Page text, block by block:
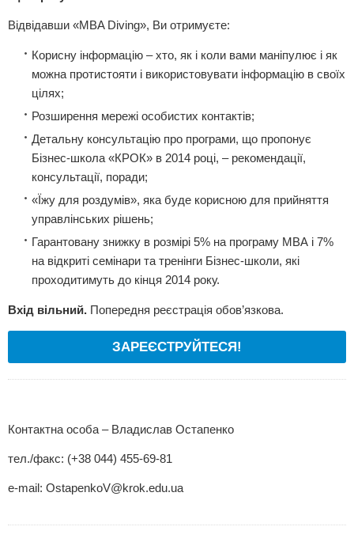
Відвідавши «MBA Diving», Ви отримуєте:
Корисну інформацію – хто, як і коли вами маніпулює і як
можна протистояти і використовувати інформацію в своїх
цілях;
Розширення мережі особистих контактів;
Детальну консультацію про програми, що пропонує
Бізнес-школа «КРОК» в 2014 році, – рекомендації,
консультації, поради;
«Їжу для роздумів», яка буде корисною для прийняття
управлінських рішень;
Гарантовану знижку в розмірі 5% на програму МВА і 7%
на відкриті семінари та тренінги Бізнес-школи, які
проходитимуть до кінця 2014 року.
Вхід вільний. Попередня реєстрація обов’язкова.
ЗАРЕЄСТРУЙТЕСЯ!
Контактна особа – Владислав Остапенко
тел./факс: (+38 044) 455-69-81
e-mail: OstapenkoV@krok.edu.ua